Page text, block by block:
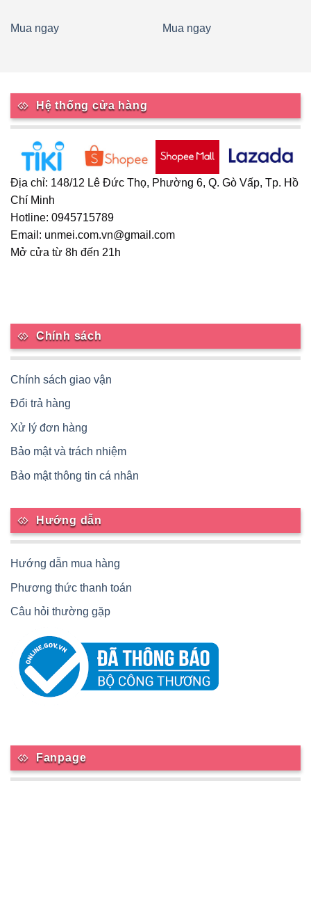
Mua ngay Mua ngay
Hệ thống cửa hàng
Địa chỉ: 148/12 Lê Đức Thọ, Phường 6, Q. Gò Vấp, Tp. Hồ
Chí Minh
Hotline: 0945715789
Email: unmei.com.vn@gmail.com
Mở cửa từ 8h đến 21h
Chính sách
Chính sách giao vận
Đổi trả hàng
Xử lý đơn hàng
Bảo mật và trách nhiệm
Bảo mật thông tin cá nhân
Hướng dẫn
Hướng dẫn mua hàng
Phương thức thanh toán
Câu hỏi thường gặp
Fanpage